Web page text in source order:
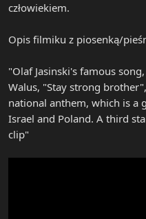
człowiekiem.
Opis filmiku z piosenką/
"Olaf Jasinski's famous
Walus, "Stay strong
national anthem, which is a
Israel and Poland. A third
clip"